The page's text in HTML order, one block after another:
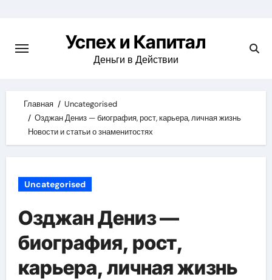
content
Успех и Капитал
Деньги в Действии
Главная
Uncategorised
Озджан Дениз — биография, рост, карьера, личная жизнь
Новости и статьи о знаменитостях
Uncategorised
Озджан Дениз —
биография, рост,
карьера, личная жизнь